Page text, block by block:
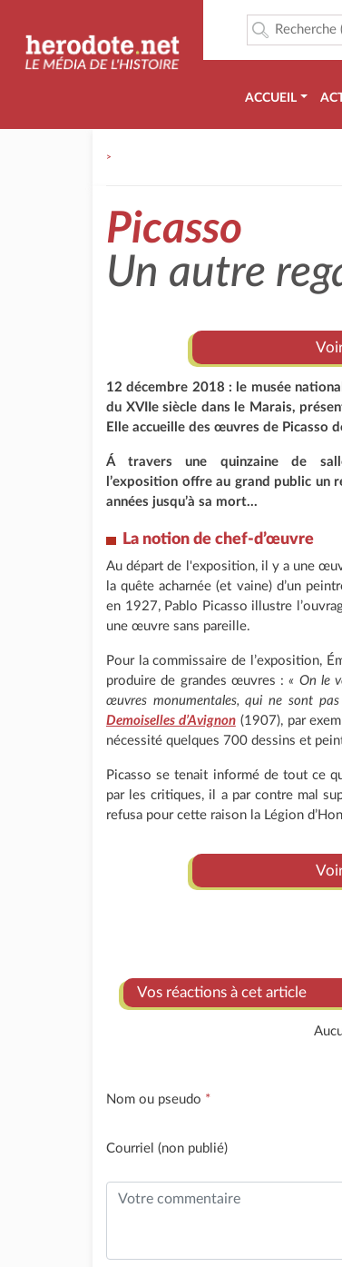
ACCUEIL
>
Picasso
Un autre
12 décembre 2018 : le musée
du XVIIe siècle dans le Marais,
Elle accueille des œuvres de Picasso
Á travers une quinzaine de
l’exposition offre au grand public un
années jusqu’à sa mort...
La notion de chef-d’œuvre
Au départ de l'exposition, il y a une
la quête acharnée (et vaine) d’un
en 1927, Pablo Picasso illustre
une œuvre sans pareille.
Pour la commissaire de l’exposition,
produire de grandes œuvres :« On le
œuvres monumentales, qui ne sont
Demoiselles d’Avignon(1907), par
nécessité quelques 700 dessins et
Picasso se tenait informé de tout ce
par les critiques, il a par contre mal
refusa pour cette raison la Légion
Vos réactions à cet article
Nom ou pseudo *
Courriel (non publié)